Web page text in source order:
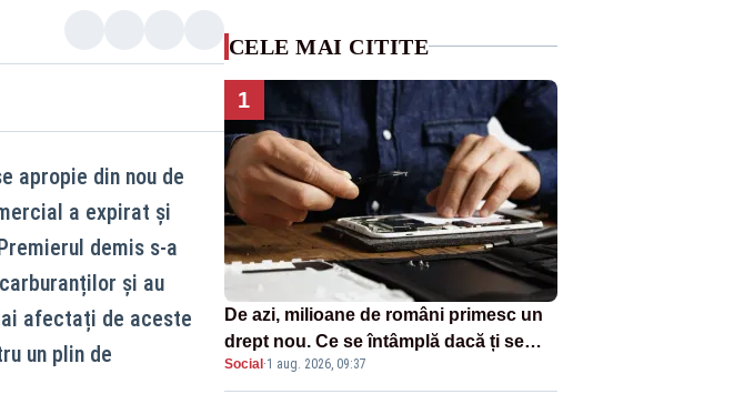
apropie din nou de
a expirat și
demis s-a
și au
afectați de aceste
un plin de
CELE MAI CITITE
1
De azi, milioane de români primesc un
drept nou. Ce se întâmplă dacă ți se
strică un produs
Social·1 aug. 2026, 09:37